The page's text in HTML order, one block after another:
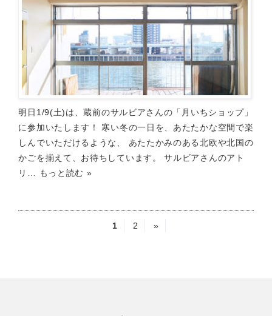
明日1/9(土)は、蔵前のサルビアさんの「月いちショップ」
に参加いたします！ 寒い冬の一日を、あたたかな空間で楽
しんでいただけるような、 あたたかみのある北欧や北国の
かごを揃えて、お待ちしています。 サルビアさんのアト
リ…
もっと読む »
1 2 »